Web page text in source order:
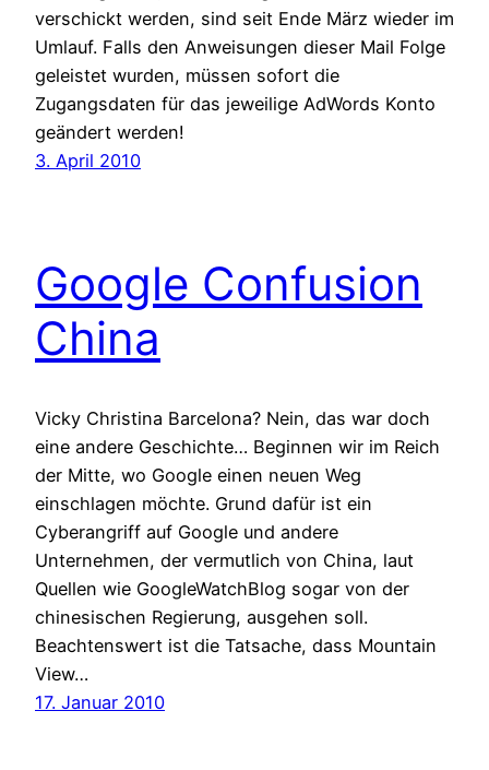
verschickt werden, sind seit Ende März wieder im
Umlauf. Falls den Anweisungen dieser Mail Folge
geleistet wurden, müssen sofort die
Zugangsdaten für das jeweilige AdWords Konto
geändert werden!
3. April 2010
Google Confusion
China
Vicky Christina Barcelona? Nein, das war doch
eine andere Geschichte… Beginnen wir im Reich
der Mitte, wo Google einen neuen Weg
einschlagen möchte. Grund dafür ist ein
Cyberangriff auf Google und andere
Unternehmen, der vermutlich von China, laut
Quellen wie GoogleWatchBlog sogar von der
chinesischen Regierung, ausgehen soll.
Beachtenswert ist die Tatsache, dass Mountain
View…
17. Januar 2010